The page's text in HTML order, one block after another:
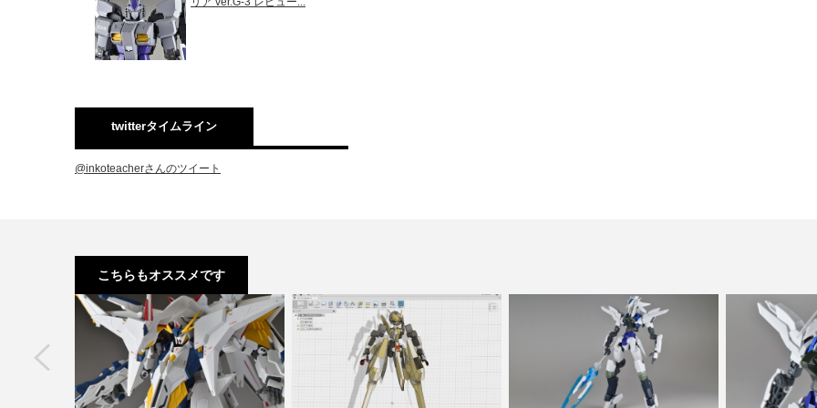
twitterタイムライン
@inkoteacherさんのツイート
こちらもオススメです